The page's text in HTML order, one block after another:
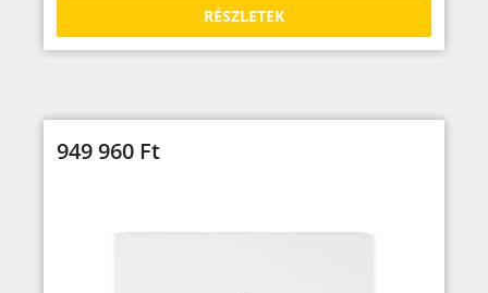
RÉSZLETEK
949 960 Ft